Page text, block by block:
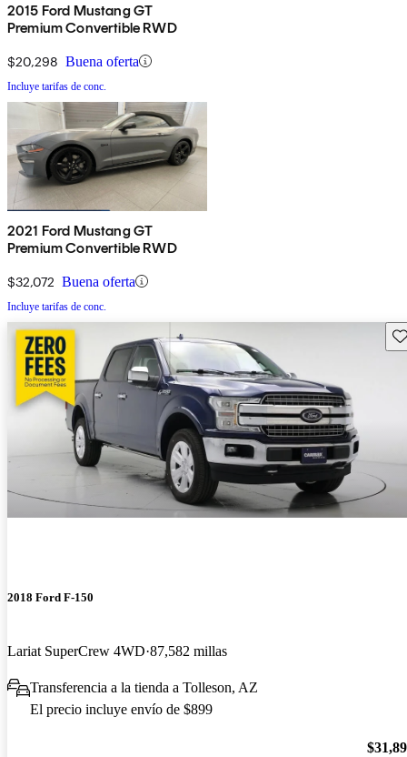
2015 Ford Mustang GT
Premium Convertible RWD
$20,298 Buena oferta
Incluye tarifas de conc.
2021 Ford Mustang GT
Premium Convertible RWD
$32,072 Buena oferta
Incluye tarifas de conc.
2018 Ford F-150
Lariat SuperCrew 4WD 87,582 millas
Transferencia a la tienda a Tolleson, AZ
El precio incluye envío de $899